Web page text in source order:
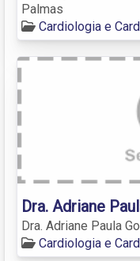
Palmas
Cardiologia e
Dra. Adriane
Dra. Adriane Paula
Cardiologia e